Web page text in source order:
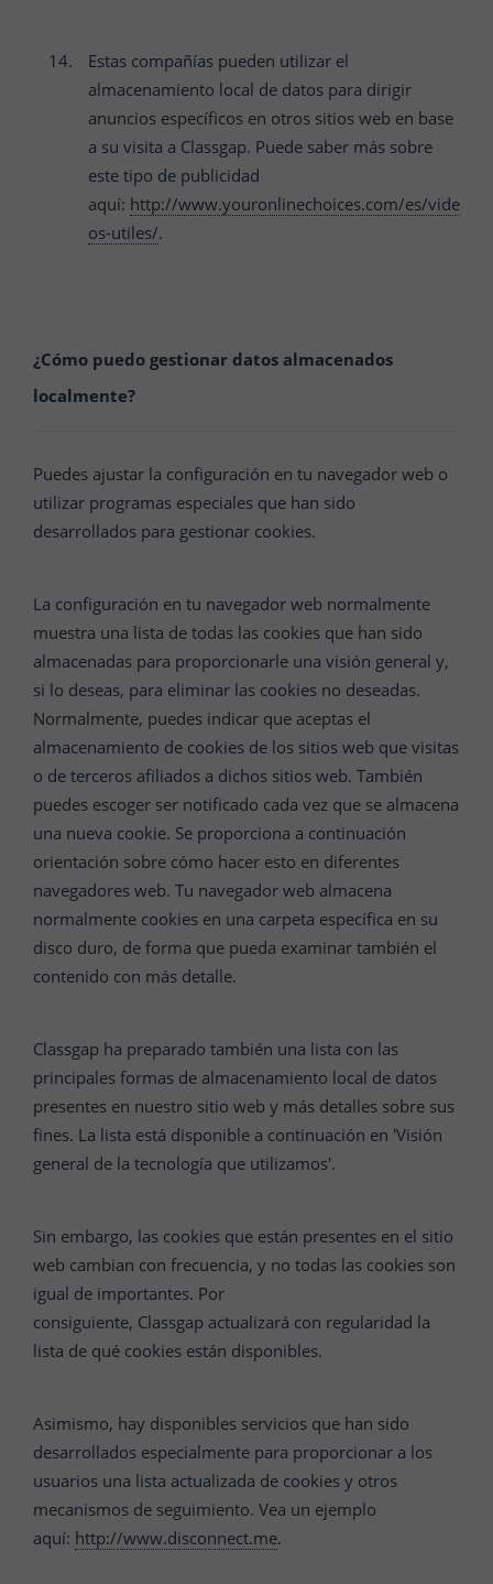
Estas compañías pueden utilizar el
almacenamiento local de datos para dirigir
anuncios específicos en otros sitios web en base
a su visita a Classgap. Puede saber más sobre
este tipo de publicidad
aquí: http://www.youronlinechoices.com/es/vide
os-utiles/.
¿Cómo puedo gestionar datos almacenados
localmente?
Puedes ajustar la configuración en tu navegador web o
utilizar programas especiales que han sido
desarrollados para gestionar cookies.
La configuración en tu navegador web normalmente
muestra una lista de todas las cookies que han sido
almacenadas para proporcionarle una visión general y,
si lo deseas, para eliminar las cookies no deseadas.
Normalmente, puedes indicar que aceptas el
almacenamiento de cookies de los sitios web que visitas
o de terceros afiliados a dichos sitios web. También
puedes escoger ser notificado cada vez que se almacena
una nueva cookie. Se proporciona a continuación
orientación sobre cómo hacer esto en diferentes
navegadores web. Tu navegador web almacena
normalmente cookies en una carpeta específica en su
disco duro, de forma que pueda examinar también el
contenido con más detalle.
Classgap ha preparado también una lista con las
principales formas de almacenamiento local de datos
presentes en nuestro sitio web y más detalles sobre sus
fines. La lista está disponible a continuación en 'Visión
general de la tecnología que utilizamos'.
Sin embargo, las cookies que están presentes en el sitio
web cambian con frecuencia, y no todas las cookies son
igual de importantes. Por
consiguiente, Classgap actualizará con regularidad la
lista de qué cookies están disponibles.
Asimismo, hay disponibles servicios que han sido
desarrollados especialmente para proporcionar a los
usuarios una lista actualizada de cookies y otros
mecanismos de seguimiento. Vea un ejemplo
aquí: http://www.disconnect.me.